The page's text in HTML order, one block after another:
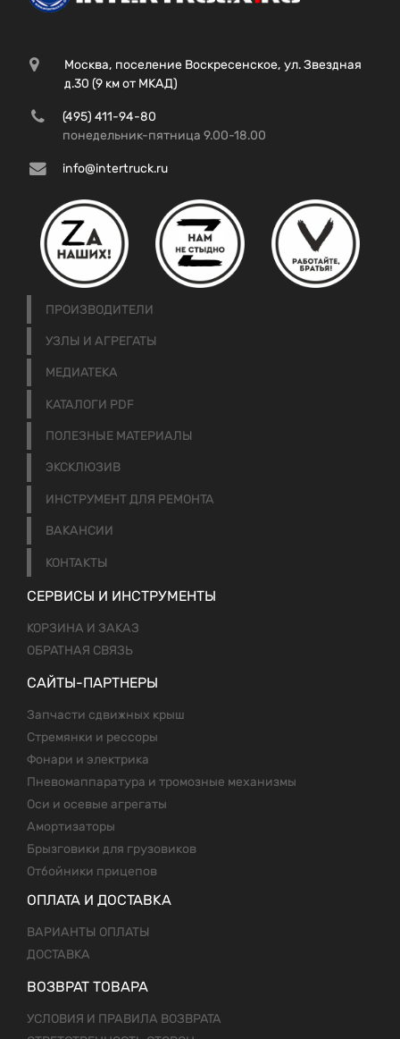
Москва, поселение Воскресенское, ул. Звездная
д.30 (9 км от МКАД)
(495) 411-94-80
понедельник-пятница 9.00-18.00
info@intertruck.ru
ПРОИЗВОДИТЕЛИ
УЗЛЫ И АГРЕГАТЫ
МЕДИАТЕКА
КАТАЛОГИ PDF
ПОЛЕЗНЫЕ МАТЕРИАЛЫ
ЭКСКЛЮЗИВ
ИНСТРУМЕНТ ДЛЯ РЕМОНТА
ВАКАНСИИ
КОНТАКТЫ
СЕРВИСЫ И ИНСТРУМЕНТЫ
КОРЗИНА И ЗАКАЗ
ОБРАТНАЯ СВЯЗЬ
САЙТЫ-ПАРТНЕРЫ
Запчасти сдвижных крыш
Стремянки и рессоры
Фонари и электрика
Пневомаппаратура и тромозные механизмы
Оси и осевые агрегаты
Амортизаторы
Брызговики для грузовиков
Отбойники прицепов
ОПЛАТА И ДОСТАВКА
ВАРИАНТЫ ОПЛАТЫ
ДОСТАВКА
ВОЗВРАТ ТОВАРА
УСЛОВИЯ И ПРАВИЛА ВОЗВРАТА